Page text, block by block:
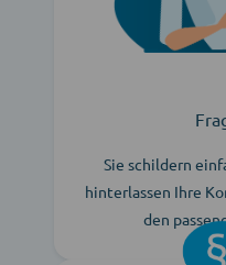
Sie schildern
hinterlassen Ihre
den